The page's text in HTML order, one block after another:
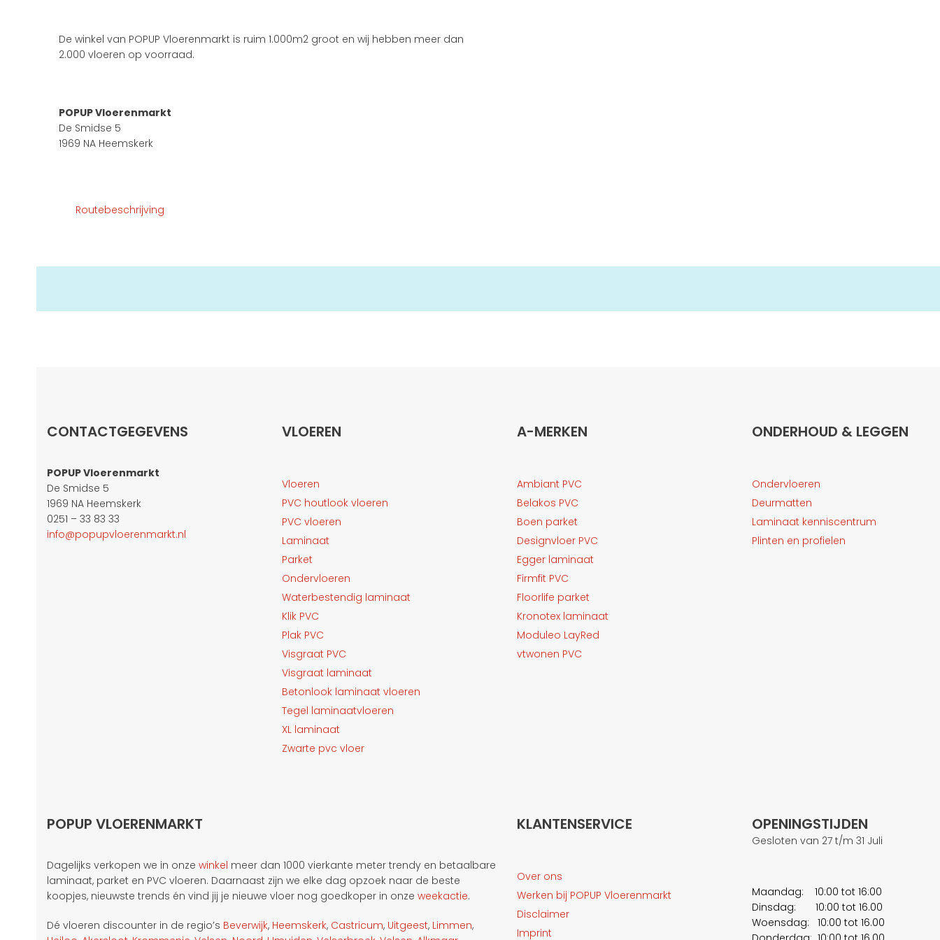
De winkel van POPUP Vloerenmarkt is ruim 1.000m2 groot en wij hebben meer dan
2.000 vloeren op voorraad.
POPUP Vloerenmarkt
De Smidse 5
1969 NA Heemskerk
Routebeschrijving
CONTACTGEGEVENS
POPUP Vloerenmarkt
De Smidse 5
1969 NA Heemskerk
0251 – 33 83 33
info@popupvloerenmarkt.nl
VLOEREN
Vloeren
PVC houtlook vloeren
PVC vloeren
Laminaat
Parket
Ondervloeren
Waterbestendig laminaat
Klik PVC
Plak PVC
Visgraat PVC
Visgraat laminaat
Betonlook laminaat vloeren
Tegel laminaatvloeren
XL laminaat
Zwarte pvc vloer
A-MERKEN
Ambiant PVC
Belakos PVC
Boen parket
Designvloer PVC
Egger laminaat
Firmfit PVC
Floorlife parket
Kronotex laminaat
Moduleo LayRed
vtwonen PVC
ONDERHOUD & LEGGEN
Ondervloeren
Deurmatten
Laminaat kenniscentrum
Plinten en profielen
POPUP VLOERENMARKT
Dagelijks verkopen we in onzewinkel meer dan 1000 vierkante meter trendy en betaalbare
laminaat, parket en PVC vloeren. Daarnaast zijn we elke dag opzoek naar de beste
koopjes, nieuwste trends én vind jij je nieuwe vloer nog goedkoper in onzeweekactie.
Dé vloeren discounter in de regio’s Beverwijk, Heemskerk, Castricum, Uitgeest, Limmen,
KLANTENSERVICE
Over ons
Werken bij POPUP Vloerenmarkt
Disclaimer
Imprint
OPENINGSTIJDEN
Gesloten van 27 t/m 31 Juli
Maandag: 10:00 tot 16:00
Dinsdag: 10:00 tot 16.00
Woensdag: 10:00 tot 16.00